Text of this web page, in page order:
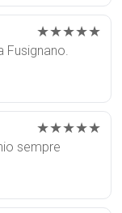
★★★★★
★★★★★
sempre